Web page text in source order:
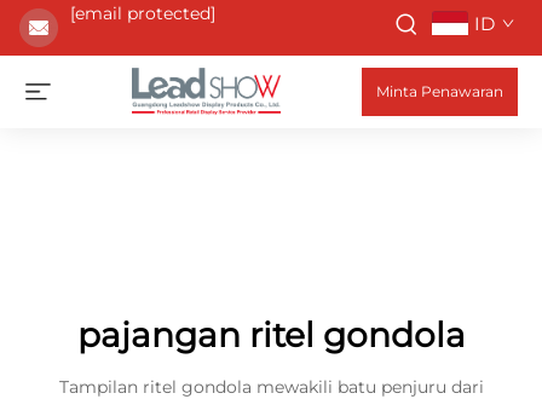
[email protected] ID
Minta Penawaran
pajangan ritel gondola
Tampilan ritel gondola mewakili batu penjuru dari